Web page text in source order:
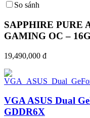
So sánh
SAPPHIRE PURE
GAMING OC –
19,490,000 đ
VGA ASUS Dual
GDDR6X